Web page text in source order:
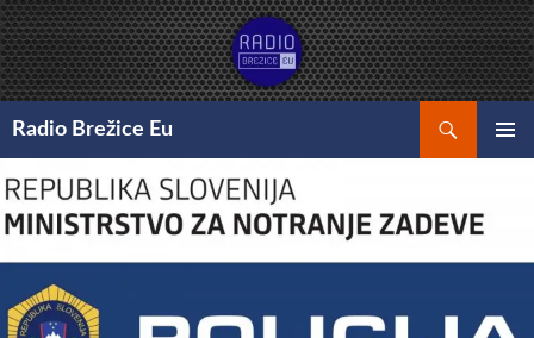
Preskoči
na
vsebino
Radio Brežice Eu